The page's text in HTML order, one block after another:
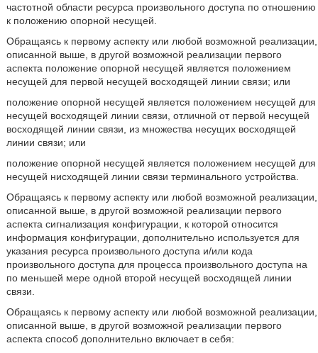
частотной области ресурса произвольного доступа по отношению
к положению опорной несущей.
Обращаясь к первому аспекту или любой возможной реализации,
описанной выше, в другой возможной реализации первого
аспекта положение опорной несущей является положением
несущей для первой несущей восходящей линии связи; или
положение опорной несущей является положением несущей для
несущей восходящей линии связи, отличной от первой несущей
восходящей линии связи, из множества несущих восходящей
линии связи; или
положение опорной несущей является положением несущей для
несущей нисходящей линии связи терминального устройства.
Обращаясь к первому аспекту или любой возможной реализации,
описанной выше, в другой возможной реализации первого
аспекта сигнализация конфигурации, к которой относится
информация конфигурации, дополнительно используется для
указания ресурса произвольного доступа и/или кода
произвольного доступа для процесса произвольного доступа на
по меньшей мере одной второй несущей восходящей линии
связи.
Обращаясь к первому аспекту или любой возможной реализации,
описанной выше, в другой возможной реализации первого
аспекта способ дополнительно включает в себя: